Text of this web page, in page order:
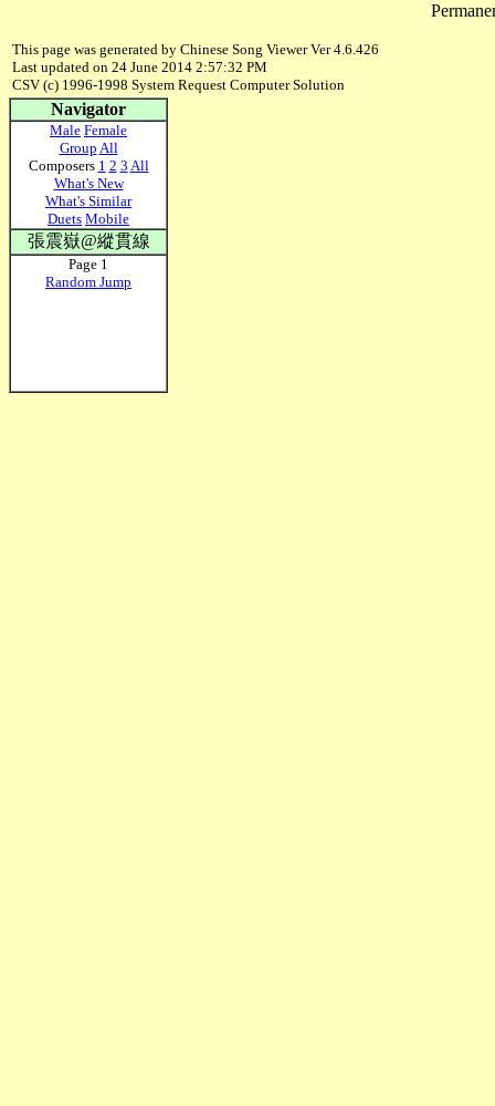
This page was generated by Chinese Song Viewer Ver 4.6.426
Last updated on 24 June 2014 2:57:32 PM
CSV (c) 1996-1998 System Request Computer Solution
Navigator
Male Female
Group All
Composers 1 2 3 All
What's New
What's Similar
Duets Mobile
張震嶽@縱貫線
Page 1
Random Jump